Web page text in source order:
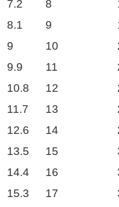
7.2 8
8.1 9
9 10
9.9 11
10.8 12
11.7 13
12.6 14
13.5 15
14.4 16
15.3 17